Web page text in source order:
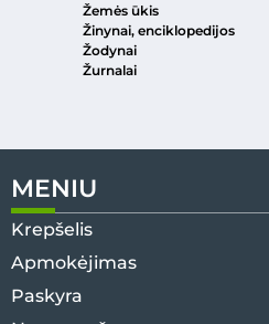
Žemės ūkis
Žinynai, enciklopedijos
Žodynai
Žurnalai
MENIU
Krepšelis
Apmokėjimas
Paskyra